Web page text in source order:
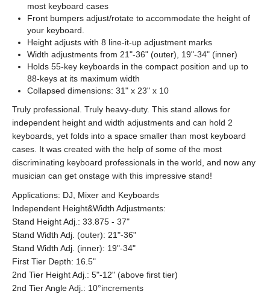
most keyboard cases
Front bumpers adjust/rotate to accommodate the height of
your keyboard.
Height adjusts with 8 line-it-up adjustment marks
Width adjustments from 21"-36" (outer), 19"-34" (inner)
Holds 55-key keyboards in the compact position and up to
88-keys at its maximum width
Collapsed dimensions: 31" x 23" x 10
Truly professional. Truly heavy-duty. This stand allows for
independent height and width adjustments and can hold 2
keyboards, yet folds into a space smaller than most keyboard
cases. It was created with the help of some of the most
discriminating keyboard professionals in the world, and now any
musician can get onstage with this impressive stand!
Applications: DJ, Mixer and Keyboards
Independent Height&Width Adjustments:
Stand Height Adj.: 33.875 - 37"
Stand Width Adj. (outer): 21"-36"
Stand Width Adj. (inner): 19"-34"
First Tier Depth: 16.5"
2nd Tier Height Adj.: 5"-12" (above first tier)
2nd Tier Angle Adj.: 10°increments